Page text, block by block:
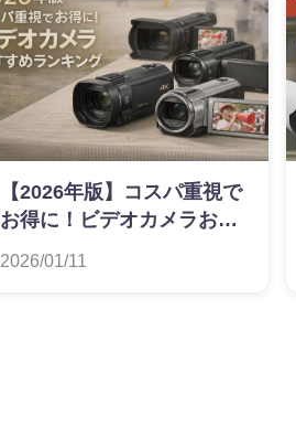
【2026年版】コスパ重視で
お得に！ビデオカメラおす
2026/01/11